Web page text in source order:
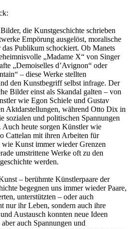
die Kunstgeschichte schrieben
Empörung ausgelöst, moralische
Publikum schockiert. Ob Manets
„Madame X“ von Singer
„Demoiselles d’Avignon“ oder
– diese Werke stellten
den Kunstbegriff selbst infrage. Der
Bilder einst als Skandal galten – von
wie Egon Schiele und Gustav
Aktdarstellungen, während Otto Dix in
sozialen und politischen Spannungen
Auch heute sorgen Künstler wie
Cattelan mit ihren Arbeiten für
Kunst immer wieder Grenzen
umstrittene Werke oft zu den
werden.
– berühmte Künstlerpaare der
begegnen uns immer wieder Paare,
unterstützten – oder auch
nur ihr Leben, sondern auch ihre
Austausch konnten neue Ideen
auch Spannungen und